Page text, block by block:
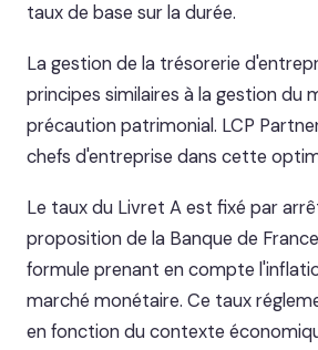
taux de base sur la durée.
La gestion de la trésorerie
principes similaires à la gestion du
précaution patrimonial. LCP
chefs d'entreprise dans cette
Le taux du Livret A est fixé par
proposition de la Banque de
formule prenant en compte
marché monétaire. Ce taux
en fonction du contexte